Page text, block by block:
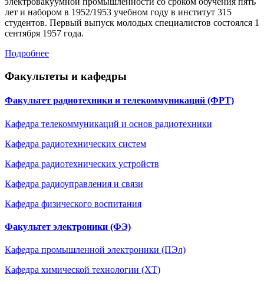
лет и набором в 1952/1953 учебном году в институт 315
студентов. Первый выпуск молодых специалистов состоялся 1
сентября 1957 года.
Подробнее
Факультеты и кафедры
Факультет радиотехники и телекоммуникаций (ФРТ)
Кафедра телекоммуникаций и основ радиотехники
Кафедра радиотехнических систем
Кафедра радиотехническиx устройств
Кафедра радиоуправления и связи
Кафедра физического воспитания
Факультет электроники (ФЭ)
Кафедра промышленной электроники (ПЭл)
Кафедра химической технологии (ХТ)